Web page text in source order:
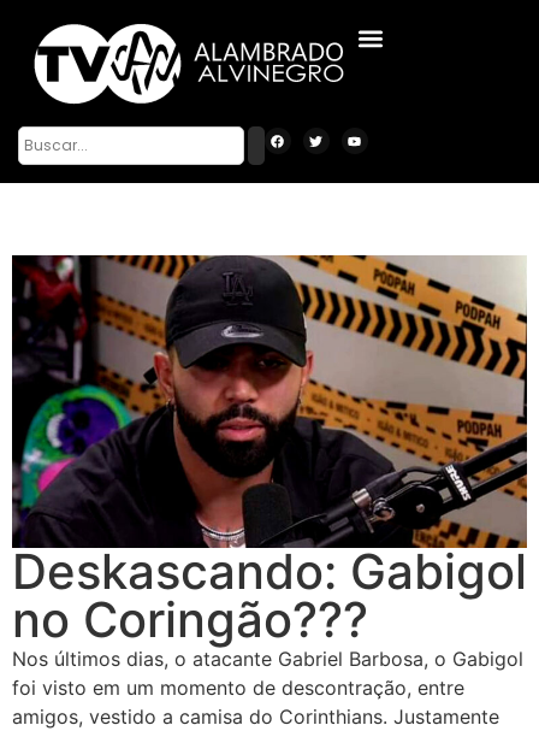
Deskascando: Gabigol
no Coringão???
Nos últimos dias, o atacante Gabriel Barbosa, o Gabigol
foi visto em um momento de descontração, entre
amigos, vestido a camisa do Corinthians. Justamente